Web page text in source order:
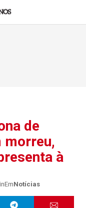
de
morreu,
à
EmNotícias